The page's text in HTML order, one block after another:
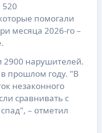
520
помогали
месяца 2026-го –
2900 нарушителей.
прошлом году. "В
незаконного
сравнивать с
– отметил